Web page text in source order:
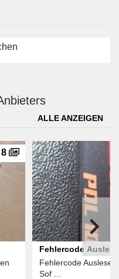
ALLE ANZEIGEN
8
Fehlercode
Fehlercode
Sof ...